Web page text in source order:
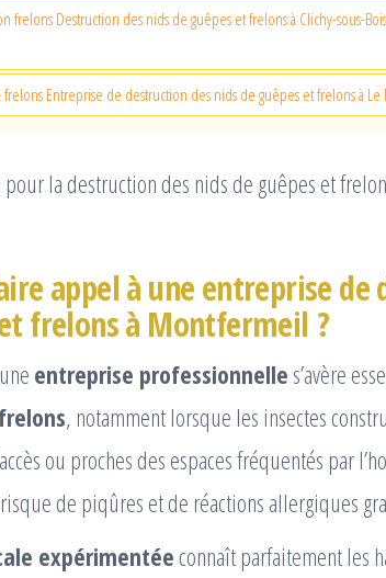
frelons Destruction des nids de guêpes et frelons à Clichy-sous-
Entreprise de destruction des nids de guêpes et frelons à Le
pour la destruction des nids de guêpes et
appel à une entreprise de
frelons à Montfermeil ?
entreprise professionnelle s’avère
, notamment lorsque les insectes
ou proches des espaces fréquentés par
de piqûres et de réactions allergiques
expérimentée connaît parfaitement les